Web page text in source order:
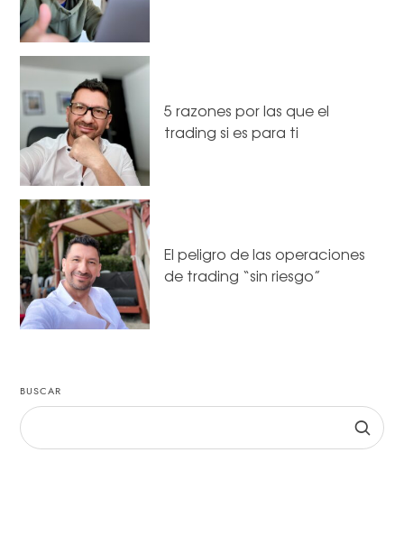
5 razones por las que el
trading si es para ti
El peligro de las operaciones
de trading “sin riesgo”
BUSCAR